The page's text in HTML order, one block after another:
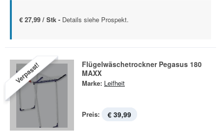
€ 27,99 / Stk - Details siehe Prospekt.
Verpasst!
Flügelwäschetrockner Pegasus 180
MAXX
Marke: Leifheit
Preis: € 39,99